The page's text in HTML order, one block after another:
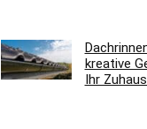
kreative
Ihr